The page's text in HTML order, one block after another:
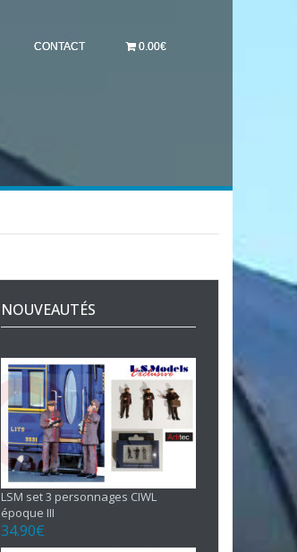
CONTACT 0.00€
NOUVEAUTÉS
LSM set 3 personnages CIWL
époque III
34.90€